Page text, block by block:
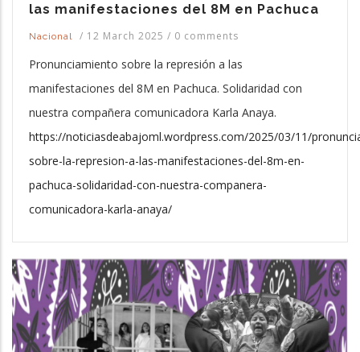
las manifestaciones del 8M en Pachuca
Nacional / 12 March 2025 / 0 comments
Pronunciamiento sobre la represión a las
manifestaciones del 8M en Pachuca. Solidaridad con
nuestra compañera comunicadora Karla Anaya.
https://noticiasdeabajoml.wordpress.com/2025/03/11/
sobre-la-represion-a-las-manifestaciones-del-8m-en-
pachuca-solidaridad-con-nuestra-companera-
comunicadora-karla-anaya/